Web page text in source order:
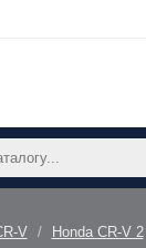
V Honda CR-V 2